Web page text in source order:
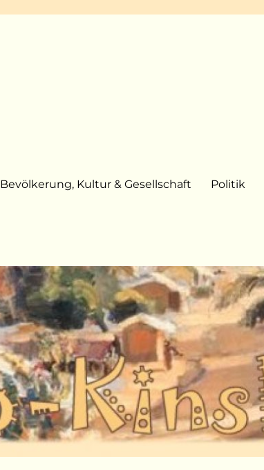
Bevölkerung, Kultur & Gesellschaft Politik